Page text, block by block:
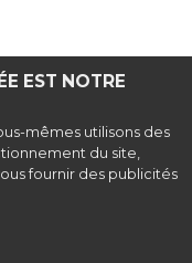
EST NOTRE
mêmes utilisons des
du site,
fournir des publicités